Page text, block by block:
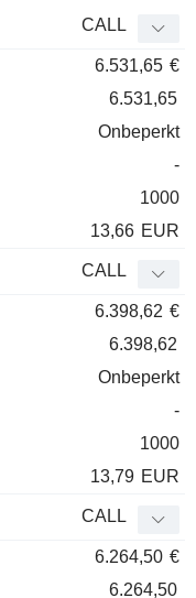
Looptijd
CALL
6.531,65 €
6.531,65
Onbeperkt
-
1000
13,66 EUR
CALL
6.398,62 €
6.398,62
Onbeperkt
-
1000
13,79 EUR
CALL
6.264,50 €
6.264,50